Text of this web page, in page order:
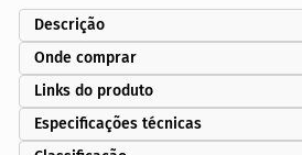
Descrição
Onde comprar
Links do produto
Especificações técnicas